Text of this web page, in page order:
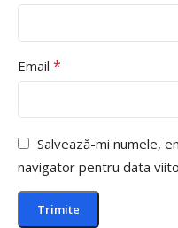
Email *
Salvează-mi numele,
navigator pentru data